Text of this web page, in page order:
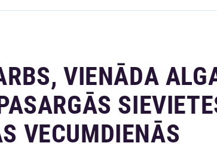
VIENĀDA
VECUMDIENĀS